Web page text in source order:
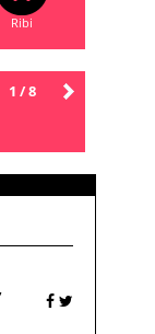
Ribi
Starejše
1 / 8